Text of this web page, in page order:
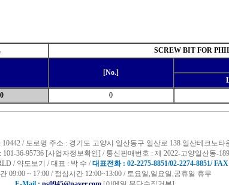
SCREW BIT FOR
[No.]
0
/ 도로명 주소 : 경기도 고양시 일산동구 일산로 138 일산테크노타
36-95736 [사업자정보확인] /통신판매번호 : 제 2022-고양일산동-
/ 약도보기 / 대표 : 박 수 /대표전화 : 02-2275-8851/02-2274-8851/
09:00 ~ 17:00 / 점심시간 12:00~13:00 / 토요일,일요일,공휴일 휴무